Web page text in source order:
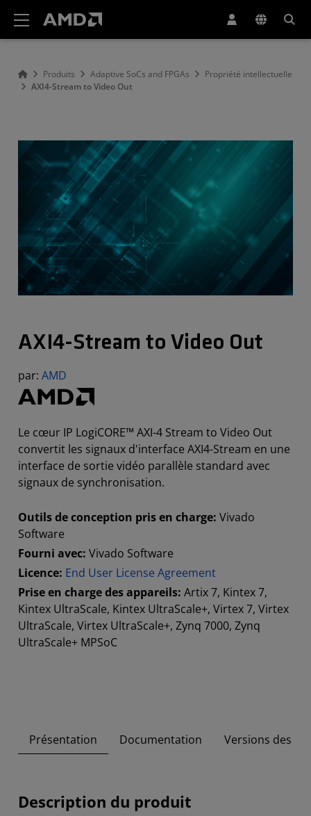
Produits Adaptive SoCs and FPGAs
Propriété intellectuelle
AXI4-Stream to Video Out
AXI4-Stream to Video Out
par: AMD
Le cœur IP LogiCORE™ AXI-4 Stream to Video Out
convertit les signaux d'interface AXI4-Stream en une
interface de sortie vidéo parallèle standard avec
signaux de synchronisation.
Outils de conception pris en charge: Vivado
Software
Fourni avec: Vivado Software
Licence: End User License Agreement
Prise en charge des appareils: Artix 7, Kintex 7,
Kintex UltraScale, Kintex UltraScale+, Virtex 7, Virtex
UltraScale, Virtex UltraScale+, Zynq 7000, Zynq
UltraScale+ MPSoC
Présentation Documentation Versions des
Description du produit